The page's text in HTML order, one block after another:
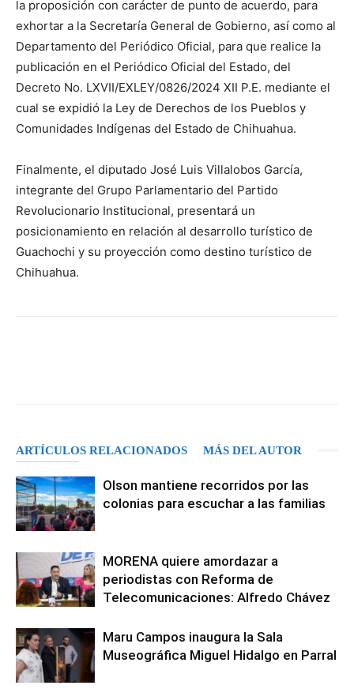
la proposición con carácter de punto de acuerdo, para
exhortar a la Secretaría General de Gobierno, así como al
Departamento del Periódico Oficial, para que realice la
publicación en el Periódico Oficial del Estado, del
Decreto No. LXVII/EXLEY/0826/2024 XII P.E. mediante el
cual se expidió la Ley de Derechos de los Pueblos y
Comunidades Indígenas del Estado de Chihuahua.
Finalmente, el diputado José Luis Villalobos García,
integrante del Grupo Parlamentario del Partido
Revolucionario Institucional, presentará un
posicionamiento en relación al desarrollo turístico de
Guachochi y su proyección como destino turístico de
Chihuahua.
ARTÍCULOS RELACIONADOS MÁS DEL AUTOR
Olson mantiene recorridos por las
colonias para escuchar a las familias
MORENA quiere amordazar a
periodistas con Reforma de
Telecomunicaciones: Alfredo Chávez
Maru Campos inaugura la Sala
Museográfica Miguel Hidalgo en Parral